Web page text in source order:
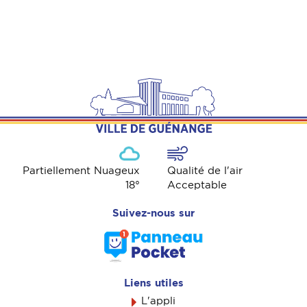
Partiellement Nuageux
18°
Qualité de l'air
Acceptable
Suivez-nous sur
Liens utiles
L'appli